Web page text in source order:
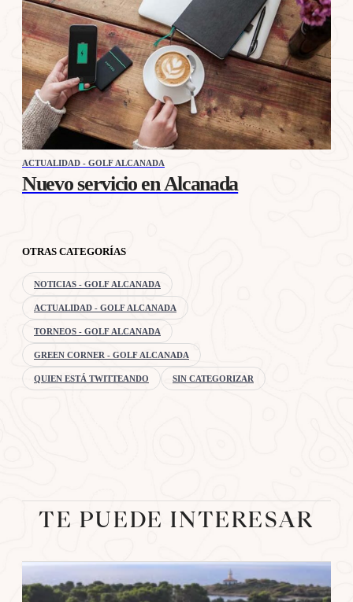
ACTUALIDAD - GOLF ALCANADA
Nuevo servicio en Alcanada
OTRAS CATEGORÍAS
NOTICIAS - GOLF ALCANADA
ACTUALIDAD - GOLF ALCANADA
TORNEOS - GOLF ALCANADA
GREEN CORNER - GOLF ALCANADA
QUIEN ESTÁ TWITTEANDO SIN CATEGORIZAR
TE PUEDE INTERESAR